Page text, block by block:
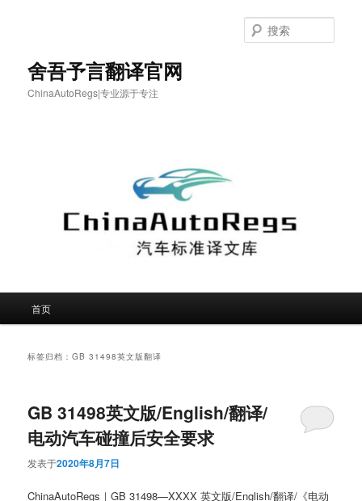
舍吾予言翻译官网
ChinaAutoRegs|专业源于专注
索
首页
标签归档：GB 31498英文版翻译
GB 31498英文版/English/翻译/
电动汽车碰撞后安全要求
发表于2020年8月7日
ChinaAutoRegs｜GB 31498—XXXX 英文版/English/翻译/《电动